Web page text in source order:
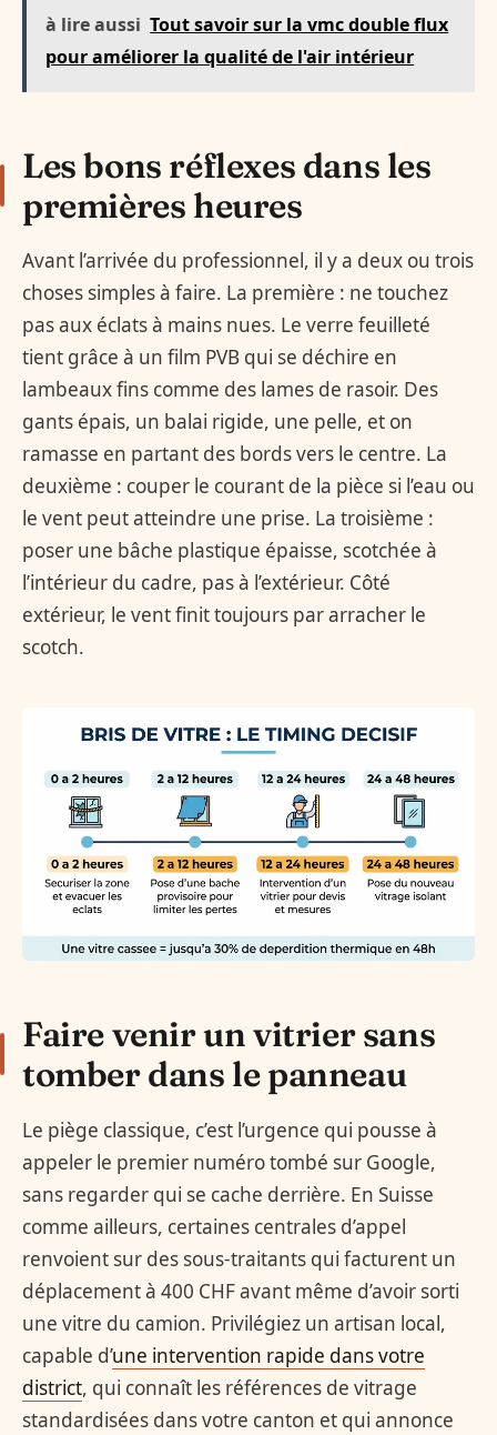
à lire aussi Tout savoir sur la vmc double flux
pour améliorer la qualité de l'air intérieur
Les bons réflexes dans les
premières heures
Avant l’arrivée du professionnel, il y a deux ou trois
choses simples à faire. La première : ne touchez
pas aux éclats à mains nues. Le verre feuilleté
tient grâce à un film PVB qui se déchire en
lambeaux fins comme des lames de rasoir. Des
gants épais, un balai rigide, une pelle, et on
ramasse en partant des bords vers le centre. La
deuxième : couper le courant de la pièce si l’eau ou
le vent peut atteindre une prise. La troisième :
poser une bâche plastique épaisse, scotchée à
l’intérieur du cadre, pas à l’extérieur. Côté
extérieur, le vent finit toujours par arracher le
scotch.
Faire venir un vitrier sans
tomber dans le panneau
Le piège classique, c’est l’urgence qui pousse à
appeler le premier numéro tombé sur Google,
sans regarder qui se cache derrière. En Suisse
comme ailleurs, certaines centrales d’appel
renvoient sur des sous-traitants qui facturent un
déplacement à 400 CHF avant même d’avoir sorti
une vitre du camion. Privilégiez un artisan local,
capable d’une intervention rapide dans votre
district, qui connaît les références de vitrage
standardisées dans votre canton et qui annonce